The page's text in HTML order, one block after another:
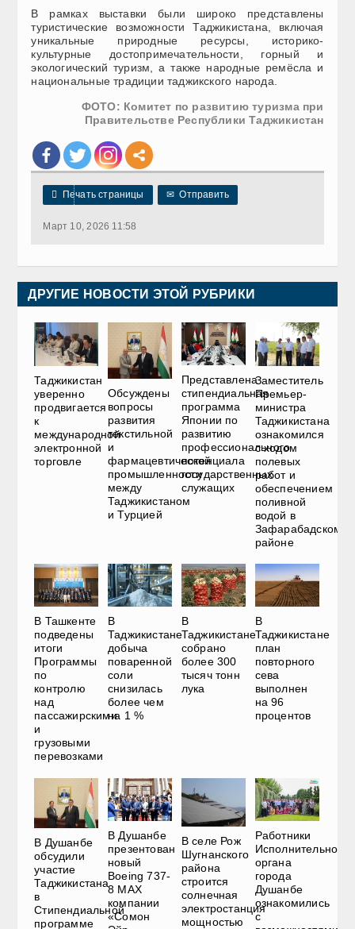
В рамках выставки были широко представлены
туристические возможности Таджикистана, включая
уникальные природные ресурсы, историко-
культурные достопримечательности, горный и
экологический туризм, а также народные ремёсла и
национальные традиции таджикского народа.
ФОТО: Комитет по развитию туризма при
Правительстве Республики Таджикистан
 Печать страницы ✉ Отправить
Март 10, 2026 11:58
ДРУГИЕ НОВОСТИ ЭТОЙ РУБРИКИ
Таджикистан
уверенно
продвигается
к
международной
электронной
торговле
Обсуждены
вопросы
развития
текстильной
и
фармацевтической
промышленности
между
Таджикистаном
и Турцией
Представлена
стипендиальная
программа
Японии по
развитию
профессионального
потенциала
государственных
служащих
Заместитель
Премьер-
министра
Таджикистана
ознакомился
с ходом
полевых
работ и
обеспечением
поливной
водой в
Зафарабадском
районе
В Ташкенте
подведены
итоги
Программы
по
контролю
над
пассажирскими
и
грузовыми
перевозками
В
Таджикистане
добыча
поваренной
соли
снизилась
более чем
на 1 %
В
Таджикистане
собрано
более 300
тысяч тонн
лука
В
Таджикистане
план
повторного
сева
выполнен
на 96
процентов
В Душанбе
обсудили
участие
Таджикистана
в
Стипендиальной
программе
В Душанбе
презентован
новый
Boeing 737-
8 MAX
компании
«Сомон
В селе Рож
Шугнанского
района
строится
солнечная
электростанция
мощностью
Работники
Исполнительного
органа
города
Душанбе
ознакомились
с